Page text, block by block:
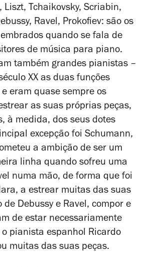
Liszt, Tchaikovsky, Scriabin,
Ravel, Prokofiev: são os
quando se fala de
de música para piano.
também grandes pianistas –
XX as duas funções
eram quase sempre os
as suas próprias peças,
à medida, dos seus dotes
excepção foi Schumann,
a ambição de ser um
linha quando sofreu uma
numa mão, de forma que foi
a estrear muitas das suas
de Debussy e Ravel, compor e
de estar necessariamente
pianista espanhol Ricardo
muitas das suas peças.